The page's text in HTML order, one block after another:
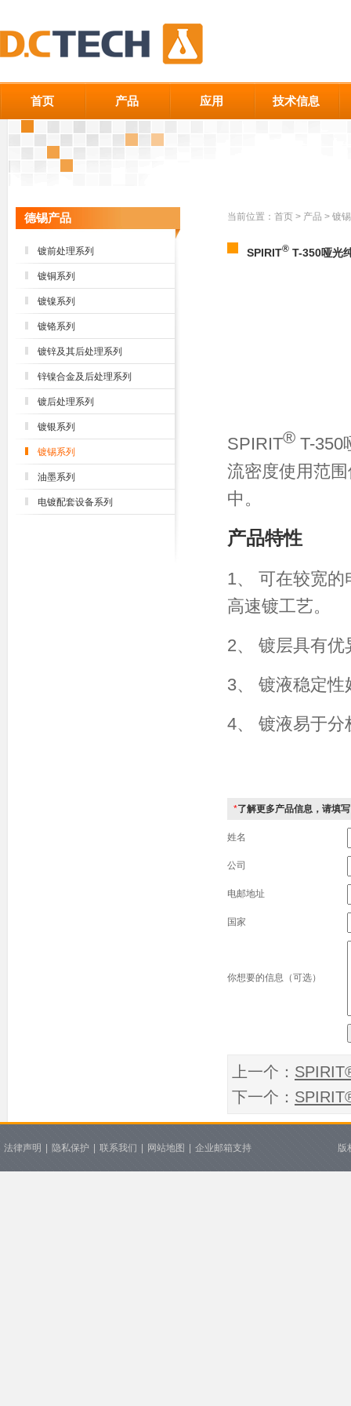
首页 产品 应用 技术信息
德锡产品
镀前处理系列
镀铜系列
镀镍系列
镀铬系列
镀锌及其后处理系列
锌镍合金及后处理系列
镀后处理系列
镀银系列
镀锡系列
油墨系列
电镀配套设备系列
当前位置： 首页 > 产品 > 镀
SPIRIT® T-350哑光
SPIRIT® T-350
流密度使用范
中。
产品特性
1、 可在较宽
高速镀工艺。
2、 镀层具有
3、 镀液稳定
4、 镀液易于分
*了解更多产品信息，请填
姓名
公司
电邮地址
国家
你想要的信息（可选）
上一个：
下一个：
法律声明 隐私保护 联系我们 网站地图 企业邮箱支持 版